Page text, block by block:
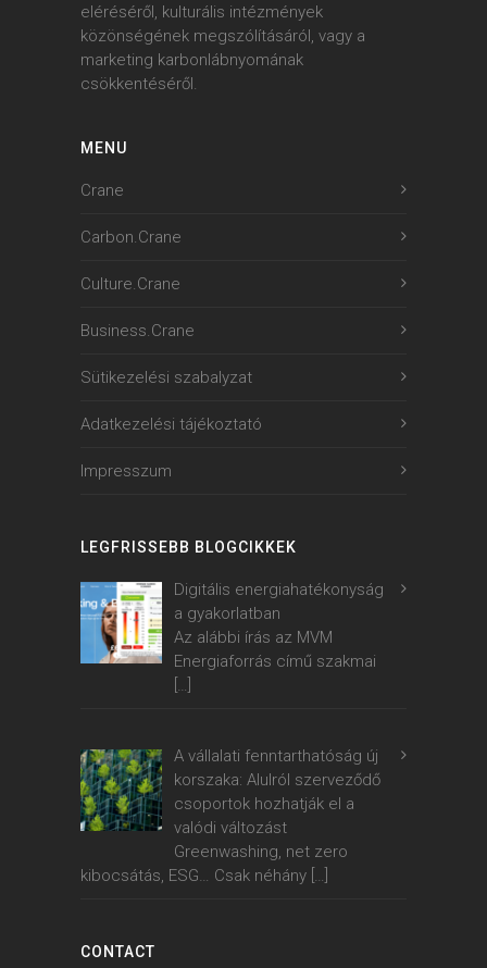
eléréséről, kulturális intézmények
közönségének megszólításáról, vagy a
marketing karbonlábnyomának
csökkentéséről.
MENU
Crane
Carbon.Crane
Culture.Crane
Business.Crane
Sütikezelési szabalyzat
Adatkezelési tájékoztató
Impresszum
LEGFRISSEBB BLOGCIKKEK
Digitális energiahatékonyság
a gyakorlatban
Az alábbi írás az MVM
Energiaforrás című szakmai
A vállalati fenntarthatóság új
korszaka: Alulról szerveződő
csoportok hozhatják el a
valódi változást
Greenwashing, net zero
kibocsátás, ESG… Csak néhány […]
CONTACT